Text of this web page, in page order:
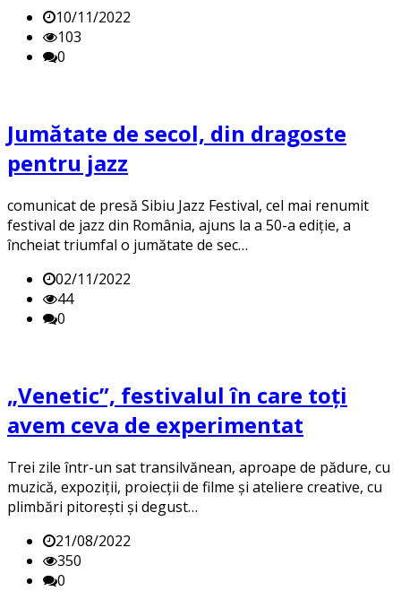
10/11/2022
103
0
Jumătate de secol, din dragoste
pentru jazz
comunicat de presă Sibiu Jazz Festival, cel mai renumit
festival de jazz din România, ajuns la a 50-a ediție, a
încheiat triumfal o jumătate de sec…
02/11/2022
44
0
„Venetic”, festivalul în care toți
avem ceva de experimentat
Trei zile într-un sat transilvănean, aproape de pădure, cu
muzică, expoziții, proiecții de filme și ateliere creative, cu
plimbări pitorești și degust…
21/08/2022
350
0